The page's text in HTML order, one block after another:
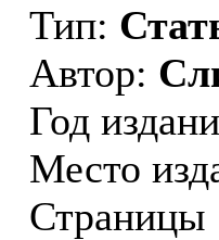
Тип:
Автор:
Год
Место
Страницы